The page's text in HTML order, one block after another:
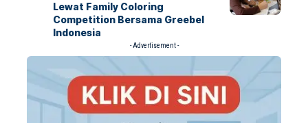
Lewat Family Coloring
Competition Bersama Greebel
Indonesia
- Advertisement -